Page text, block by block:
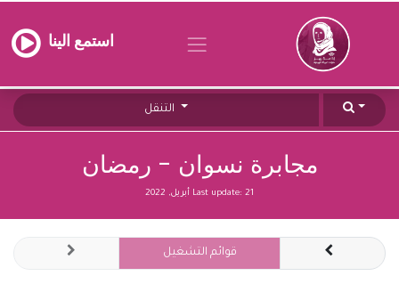
استمع الينا
مجابرة نسوان - رمضان
Last update: 21 أبريل, 2022
قوائم التشغيل